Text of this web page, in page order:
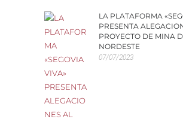
LA PLATAFORMA
PRESENTA
PROYECTO DE MINA
NORDESTE
07/07/2023